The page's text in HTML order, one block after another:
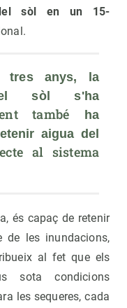
sòl en un 15-
tres anys, la
sòl s'ha
també ha
aigua del
al sistema
és capaç de retenir
de les inundacions,
al fet que els
sota condicions
les sequeres, cada